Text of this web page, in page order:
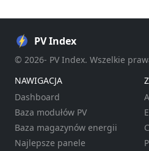
PV Index
© 2026- PV Index. Wszelkie
NAWIGACJA
Dashboard
Baza modułów PV
Baza magazynów energii
Najlepsze panele